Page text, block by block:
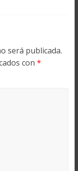
será publicada.
con *